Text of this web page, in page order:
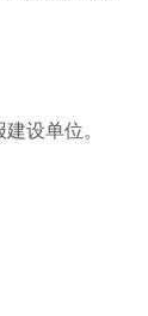
设单位。